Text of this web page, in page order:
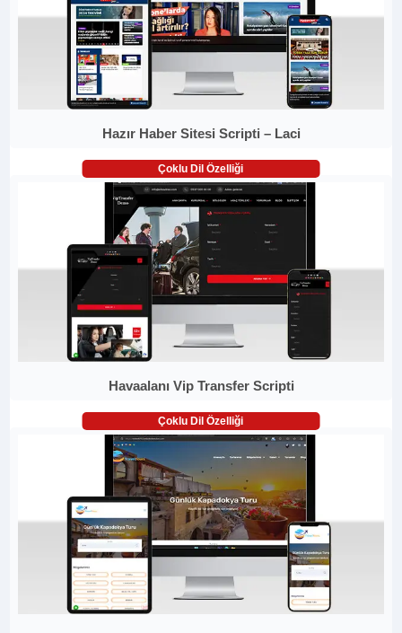
Hazır Haber Sitesi Scripti – Laci
Çoklu Dil Özelliği
Havaalanı Vip Transfer Scripti
Çoklu Dil Özelliği